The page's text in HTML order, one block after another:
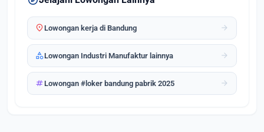
location_onLowongan kerja di Bandung arrow_forward
categoryLowongan Industri Manufaktur lainnya arrow_forward
tagLowongan #loker bandung pabrik 2025 arrow_forward